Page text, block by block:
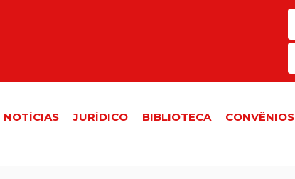
NOTÍCIAS JURÍDICO BIBLIOTECA CONVÊNIOS